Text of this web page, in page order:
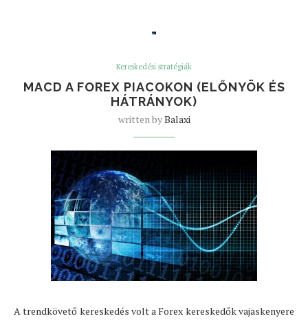
Kereskedési stratégiák
MACD A FOREX PIACOKON (ELŐNYÖK ÉS
HÁTRÁNYOK)
written byBalaxi
A trendkövető kereskedés volt a Forex kereskedők vajaskenyere